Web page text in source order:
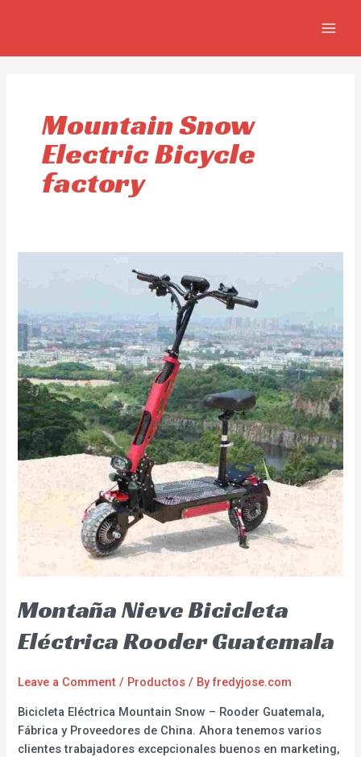
Mountain Snow
Electric Bicycle
factory
Montaña Nieve Bicicleta
Eléctrica Rooder Guatemala
Leave a Comment / Productos / Byfredyjose.com
Bicicleta Eléctrica Mountain Snow – Rooder Guatemala,
Fábrica y Proveedores de China. Ahora tenemos varios
clientes trabajadores excepcionales buenos en marketing,